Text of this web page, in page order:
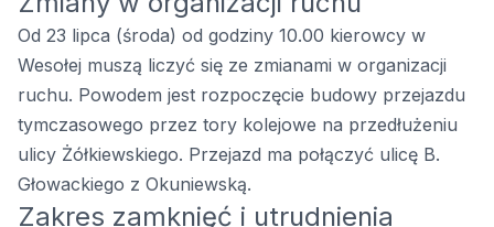
Od 23 lipca (środa) od godziny 10.00 kierowcy w
Wesołej muszą liczyć się ze zmianami w organizacji
ruchu. Powodem jest rozpoczęcie budowy przejazdu
tymczasowego przez tory kolejowe na przedłużeniu
ulicy Żółkiewskiego. Przejazd ma połączyć ulicę B.
Głowackiego z Okuniewską.
Zakres zamknięć i utrudnienia